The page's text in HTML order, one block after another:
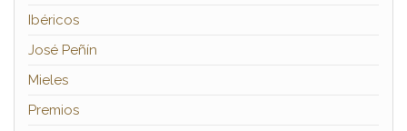
Ibéricos
José Peñín
Mieles
Premios